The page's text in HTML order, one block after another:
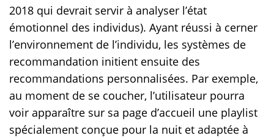
2018 qui devrait servir à analyser l’état
émotionnel des individus). Ayant réussi à cerner
l’environnement de l’individu, les systèmes de
recommandation initient ensuite des
recommandations personnalisées. Par exemple,
au moment de se coucher, l’utilisateur pourra
voir apparaître sur sa page d’accueil une playlist
spécialement conçue pour la nuit et adaptée à